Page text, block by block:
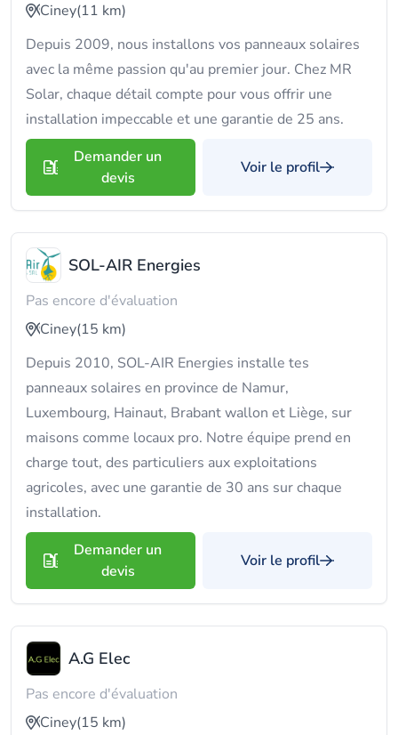
Ciney(11 km)
Depuis 2009, nous installons vos panneaux solaires
avec la même passion qu'au premier jour. Chez MR
Solar, chaque détail compte pour vous offrir une
installation impeccable et une garantie de 25 ans.
Demander un
devis
Voir le profil
SOL-AIR Energies
Pas encore d'évaluation
Ciney(15 km)
Depuis 2010, SOL-AIR Energies installe tes
panneaux solaires en province de Namur,
Luxembourg, Hainaut, Brabant wallon et Liège, sur
maisons comme locaux pro. Notre équipe prend en
charge tout, des particuliers aux exploitations
agricoles, avec une garantie de 30 ans sur chaque
installation.
Demander un
devis
Voir le profil
A.G Elec
Pas encore d'évaluation
Ciney(15 km)